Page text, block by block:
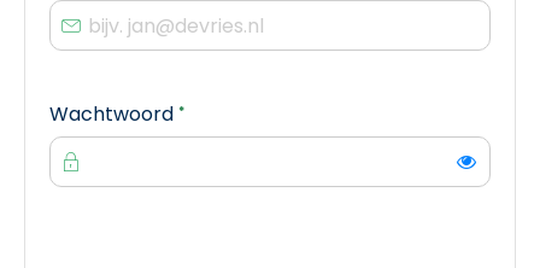
Wachtwoord *